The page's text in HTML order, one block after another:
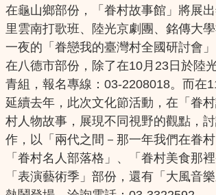
在龜山鄉部份，「眷村故事館」將展
里雲南打歌班、陸光京劇團、銘傳大
一夜的「眷戀我的臺灣村全國研討會
在八德市部份，除了在10月23日於陸
青組，報名專線：03-2208018。而在
延續去年，此次文化節活動，在「眷
村人物故事，展現不同視野的觀點，
作，以「兩代之間－那一年我們在眷
「眷村名人部落格」、「眷村美食那
「表演藝術季」部份，還有「大風音